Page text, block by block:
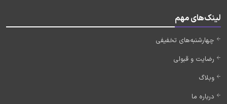
لینک‌های مهم
چهارشنبه‌های تخفیفی
رضایت و قبولی
وبلاگ
درباره ما